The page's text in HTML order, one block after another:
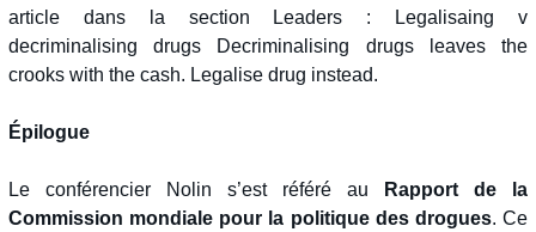
article dans la section Leaders : Legalisaing v
decriminalising drugs Decriminalising drugs leaves the
crooks with the cash. Legalise drug instead.
Épilogue
Le conférencier Nolin s’est référé au
Rapport de la
Commission mondiale pour la politique des drogues. Ce